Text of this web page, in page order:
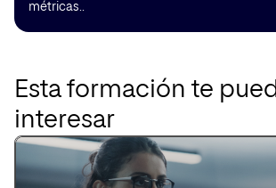
métricas..
Esta formación te
interesar